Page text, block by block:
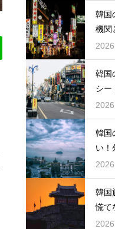
韓国
機関
光の
韓国
シー
実な
韓国
い！
るア
韓国
慌て
い計